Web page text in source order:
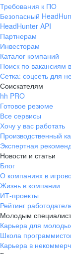
Требования к ПО
Безопасный
HeadHunter API
Партнерам
Инвесторам
Каталог компаний
Поиск по вакансиям
Сетка: соцсеть для
Соискателям
hh PRO
Готовое резюме
Все сервисы
Хочу у вас работать
Производственный
Экспертная
Новости и статьи
Блог
О компаниях в
Жизнь в компании
ИТ-проекты
Рейтинг
Молодым
Карьера для
Школа
Карьера в